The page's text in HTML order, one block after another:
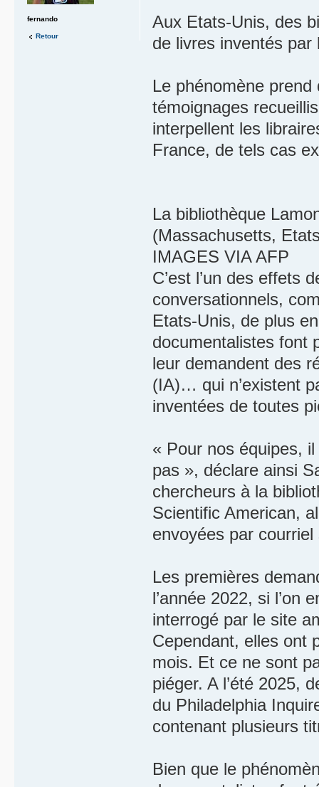
Aux Etats-Unis, des
de livres inventés par
Le phénomène prend
témoignages
interpellent les
France, de tels cas
La bibliothèque
(Massachusetts,
IMAGES VIA AFP
C’est l’un des effets
conversationnels,
Etats-Unis, de plus
documentalistes font
leur demandent des
(IA)… qui n’existent
inventées de toutes
« Pour nos équipes, il
pas », déclare ainsi
chercheurs à la
Scientific American,
envoyées par
Les premières
l’année 2022, si l’on
interrogé par le site
Cependant, elles ont
mois. Et ce ne sont
piéger. A l’été 2025,
du Philadelphia
contenant plusieurs
Bien que le
fernando
Retour